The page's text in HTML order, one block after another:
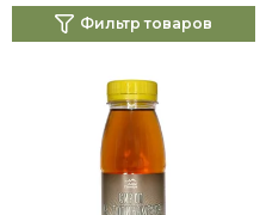
Фильтр товаров